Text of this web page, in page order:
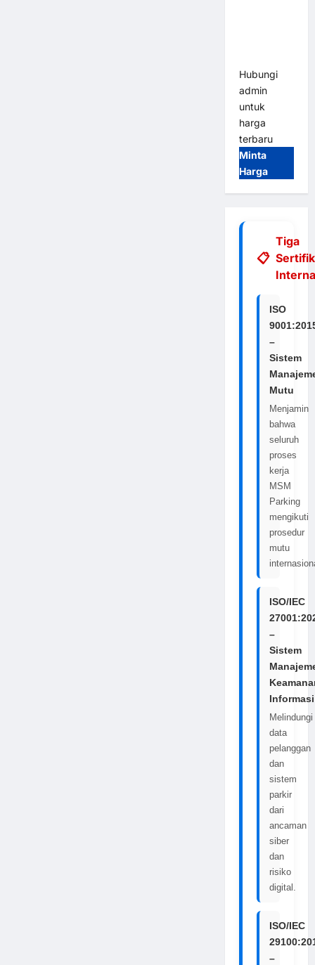
Hubungi
admin
untuk
harga
terbaru
Minta
Harga
Tiga
ISO
–
Sistem
Mutu
Menjamin
bahwa
seluruh
proses
kerja
MSM
Parking
mengikuti
prosedur
mutu
ISO/IEC
–
Sistem
Informasi
Melindungi
data
pelanggan
dan
sistem
parkir
dari
ancaman
siber
dan
risiko
digital.
ISO/IEC
–